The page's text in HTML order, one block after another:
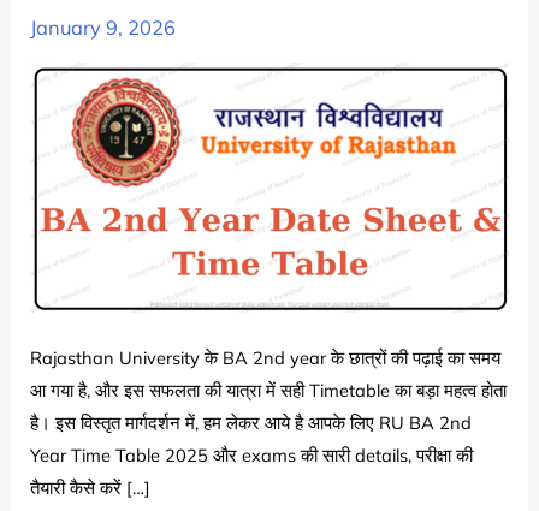
January 9, 2026
Rajasthan University के BA 2nd year के छात्रों की पढ़ाई का समय
आ गया है, और इस सफलता की यात्रा में सही Timetable का बड़ा महत्व होता
है। इस विस्तृत मार्गदर्शन में, हम लेकर आये है आपके लिए RU BA 2nd
Year Time Table 2025 और exams की सारी details, परीक्षा की
तैयारी कैसे करें […]